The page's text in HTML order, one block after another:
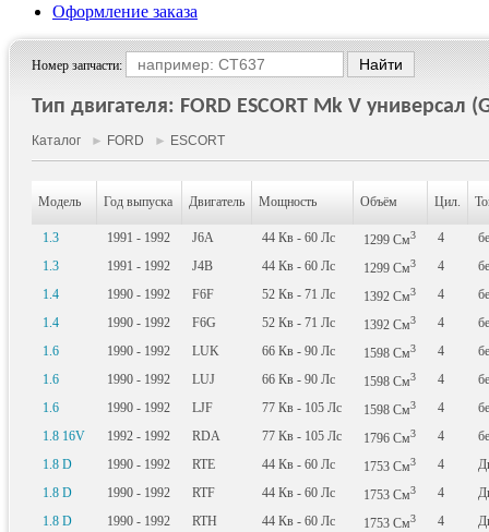
Оформление заказа
Номер запчасти:
Тип двигателя: FORD ESCORT Mk V универсал
Каталог ► FORD ► ESCORT
Модель Год выпуска Двигатель Мощность Объём Цил.
1.3 1991 - 1992 J6A 44 Кв - 60 Лс 1299 См3 4
1.3
1991 - 1992 J4B 44 Кв - 60 Лс 1299 См3 4
1.4
1990 - 1992 F6F 52 Кв - 71 Лс 1392 См3 4
1.4
1990 - 1992 F6G 52 Кв - 71 Лс 1392 См3 4
1.6
1990 - 1992 LUK 66 Кв - 90 Лс 1598 См3 4
1.6
1990 - 1992 LUJ 66 Кв - 90 Лс 1598 См3 4
1.6
1990 - 1992 LJF 77 Кв - 105 Лс 1598 См3 4
1.8 16V
1992 - 1992 RDA 77 Кв - 105 Лс 1796 См3 4
1.8 D
1990 - 1992 RTE 44 Кв - 60 Лс 1753 См3 4
1.8 D
1990 - 1992 RTF 44 Кв - 60 Лс 1753 См3 4
1.8 D
1990 - 1992 RTH 44 Кв - 60 Лс 1753 См3 4